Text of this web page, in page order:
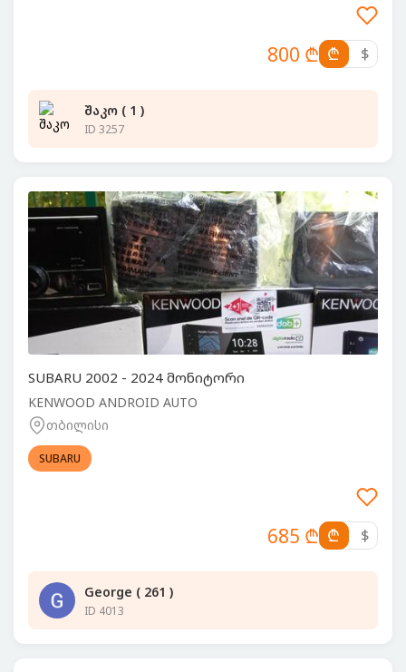
800 ₾ ₾ $
შაკო ( 1 )
ID 3257
SUBARU 2002 - 2024 მონიტორი
KENWOOD ANDROID AUTO
თბილისი
SUBARU
685 ₾ ₾ $
George ( 261 )
ID 4013